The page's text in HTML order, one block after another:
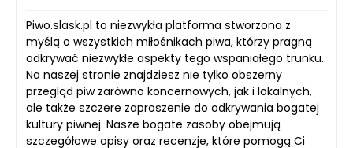
Piwo.slask.pl to niezwykła platforma stworzona z
myślą o wszystkich miłośnikach piwa, którzy pragną
odkrywać niezwykłe aspekty tego wspaniałego trunku.
Na naszej stronie znajdziesz nie tylko obszerny
przegląd piw zarówno koncernowych, jak i lokalnych,
ale także szczere zaproszenie do odkrywania bogatej
kultury piwnej. Nasze bogate zasoby obejmują
szczegółowe opisy oraz recenzje, które pomogą Ci